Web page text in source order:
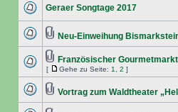
Geraer Songtage 2017
Neu-Einweihung
Französischer Gourmetmarkt
[ Gehe zu Seite: 1 2 ]
Vortrag zum Waldtheater